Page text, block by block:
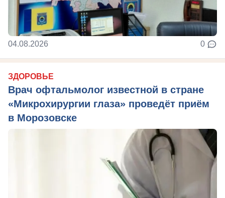
04.08.2026 0
ЗДОРОВЬЕ
Врач офтальмолог известной в стране
«Микрохирургии глаза» проведёт приём
в Морозовске